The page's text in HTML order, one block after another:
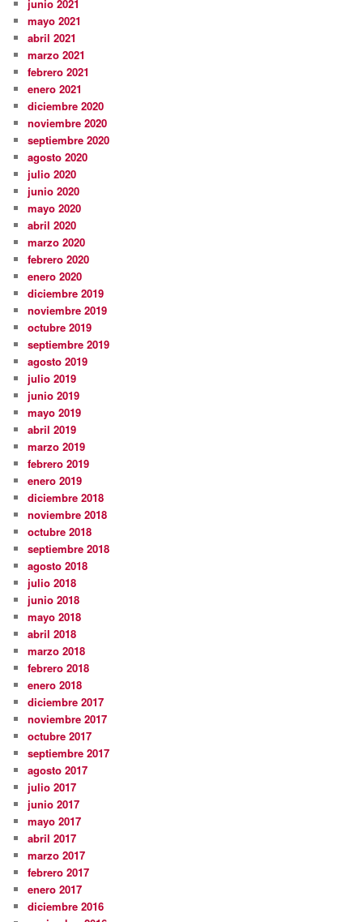
junio 2021
mayo 2021
abril 2021
marzo 2021
febrero 2021
enero 2021
diciembre 2020
noviembre 2020
septiembre 2020
agosto 2020
julio 2020
junio 2020
mayo 2020
abril 2020
marzo 2020
febrero 2020
enero 2020
diciembre 2019
noviembre 2019
octubre 2019
septiembre 2019
agosto 2019
julio 2019
junio 2019
mayo 2019
abril 2019
marzo 2019
febrero 2019
enero 2019
diciembre 2018
noviembre 2018
octubre 2018
septiembre 2018
agosto 2018
julio 2018
junio 2018
mayo 2018
abril 2018
marzo 2018
febrero 2018
enero 2018
diciembre 2017
noviembre 2017
octubre 2017
septiembre 2017
agosto 2017
julio 2017
junio 2017
mayo 2017
abril 2017
marzo 2017
febrero 2017
enero 2017
diciembre 2016